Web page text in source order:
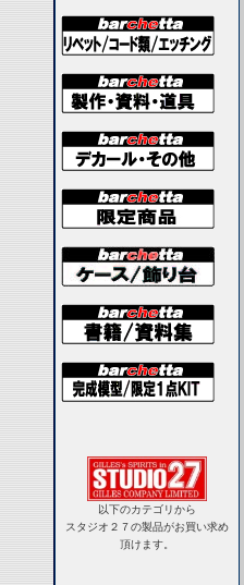
以下のカテゴリから
スタジオ２７の製品がお買い求め
頂けます。